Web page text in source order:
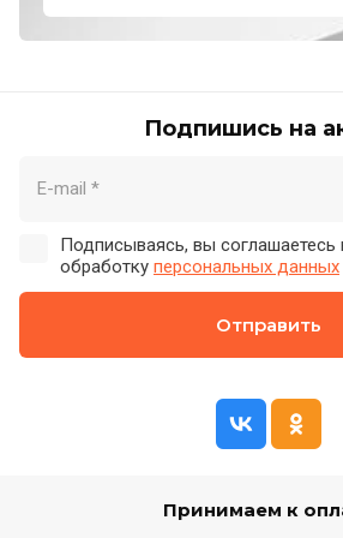
Подпишись на
Подписываясь, вы соглашаетесь
обработку персональных данных
Отправить
Принимаем к